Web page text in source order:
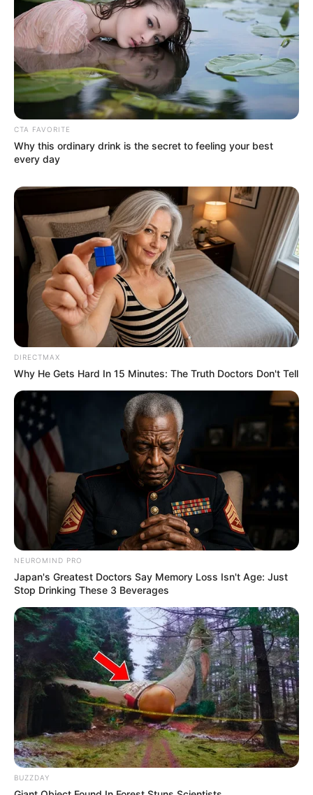
ΔΗΜΟΦΙΛΗ ΑΡΘΡΑ
Ανοιχτή επιστολή προς τον Πρόεδρο της
Τουρκικής Δημοκρατίας Ρ. Τ. Ερντογάν
Κυριακή, 2 Οκτωβρίου 2022, 11:20
Ανοιχτή επιστολή προς τον Πρόεδρο...
ΑΠΟ ΣΗΜΕΡΑ ΤΙΠΟΤΑ ΔΕΝ
ΕΙΝΑΙ ΙΔΙΟ. ΕΝΕΡΓΟΠΟΙΗΣΗ
ΙΧΩΡ. ΤΑ ΣΗΜΑΔΙΑ ΕΜΦΑΝΗ,
Το Κογκρέσο υπονοεί ότι τα
UFO δεν έχουν ανθρώπινη
προέλευση
Το πετσόκομα των “Ellinika
Hoaxes!”
Ο «Μαύρος Ιππότης» ο
εξωγήινος δορυφόρος σε
CTA FAVORITE
Why this ordinary drink is the secret to feeling your best
every day
DIRECTMAX
Why He Gets Hard In 15 Minutes: The Truth Doctors Don't Tell
NEUROMIND PRO
Japan's Greatest Doctors Say Memory Loss Isn't Age: Just
Stop Drinking These 3 Beverages
BUZZDAY